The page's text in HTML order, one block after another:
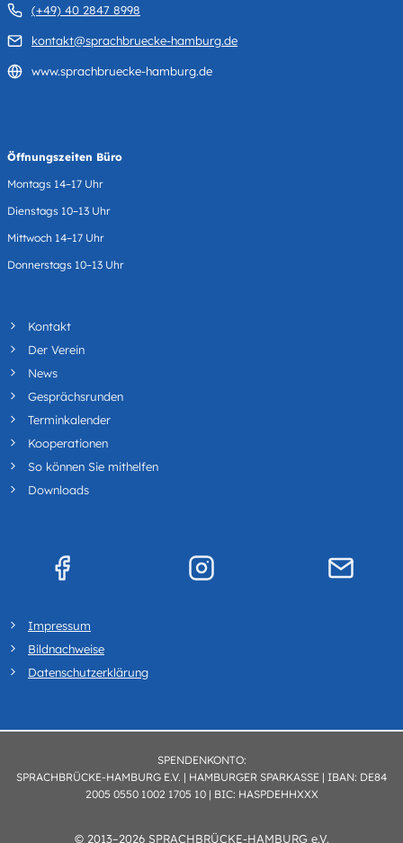
(+49) 40 2847 8998
kontakt@sprachbruecke-hamburg.de
www.sprachbruecke-hamburg.de
Öffnungszeiten Büro
Montags 14–17 Uhr
Dienstags 10–13 Uhr
Mittwoch 14–17 Uhr
Donnerstags 10–13 Uhr
Kontakt
Der Verein
News
Gesprächsrunden
Terminkalender
Kooperationen
So können Sie mithelfen
Downloads
Impressum
Bildnachweise
Datenschutzerklärung
SPENDENKONTO:
SPRACHBRÜCKE-HAMBURG E.V. | HAMBURGER SPARKASSE | IBAN: DE84
2005 0550 1002 1705 10 | BIC: HASPDEHHXXX
© 2013–2026 SPRACHBRÜCKE-HAMBURG e.V.